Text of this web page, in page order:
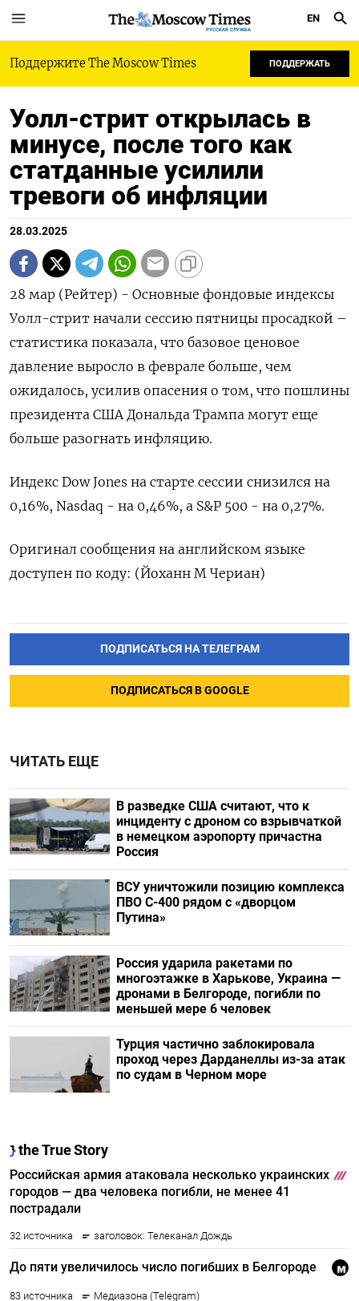
РУССКАЯ СЛУЖБА
EN
Поддержите The Moscow Times ПОДДЕРЖАТЬ
Уолл-стрит открылась в
минусе, после того как
статданные усилили
тревоги об инфляции
28.03.2025
28 мар (Рейтер) - Основные фондовые индексы
Уолл-стрит начали сессию пятницы просадкой –
статистика показала, что базовое ценовое
давление выросло в феврале больше, чем
ожидалось, усилив опасения о том, что пошлины
президента США Дональда Трампа могут еще
больше разогнать инфляцию.
Индекс Dow Jones на старте сессии снизился на
0,16%, Nasdaq - на 0,46%, а S&P 500 - на 0,27%.
Оригинал сообщения на английском языке
доступен по коду: (Йоханн М Чериан)
ПОДПИСАТЬСЯ НА ТЕЛЕГРАМ
ПОДПИСАТЬСЯ В GOOGLE
ЧИТАТЬ ЕЩЕ
В разведке США считают, что к
инциденту с дроном со взрывчаткой
в немецком аэропорту причастна
Россия
ВСУ уничтожили позицию комплекса
ПВО С-400 рядом с «дворцом
Путина»
Россия ударила ракетами по
многоэтажке в Харькове, Украина —
дронами в Белгороде, погибли по
меньшей мере 6 человек
Турция частично заблокировала
проход через Дарданеллы из-за атак
по судам в Черном море